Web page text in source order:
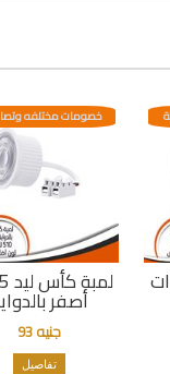
أصفر
خصومات مختلفه
جنيه 93
تفاصيل
5 وات